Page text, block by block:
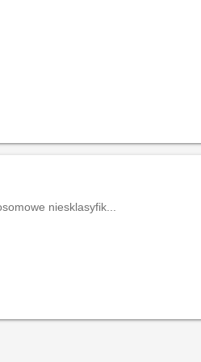
niesklasyfik...